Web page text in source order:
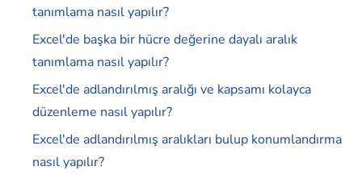
tanımlama nasıl yapılır?
Excel'de başka bir hücre değerine dayalı aralık
tanımlama nasıl yapılır?
Excel'de adlandırılmış aralığı ve kapsamı kolayca
düzenleme nasıl yapılır?
Excel'de adlandırılmış aralıkları bulup konumlandırma
nasıl yapılır?